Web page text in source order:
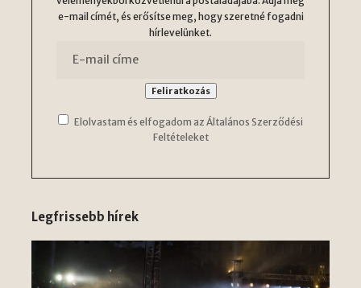
e-mail címét, és erősítse meg, hogy szeretné fogadni
hírlevelünket.
Elolvastam és elfogadom az Általános Szerződési
Feltételeket
Legfrissebb hírek